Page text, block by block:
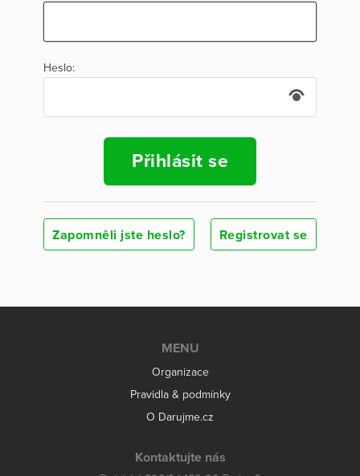
Heslo:
Přihlásit se
Zapomněli jste heslo? Registrovat se
MENU
Organizace
Pravidla & podmínky
O Darujme.cz
Kontaktujte nás